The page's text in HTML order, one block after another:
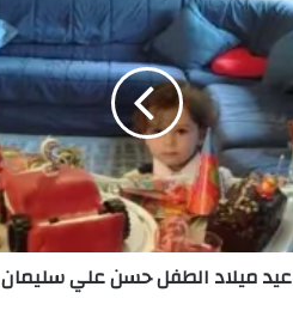
عيد ميلاد الطفل حسن علي سليمان